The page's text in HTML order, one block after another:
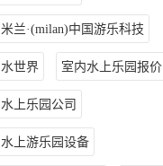
米兰·(milan)中国游乐科技
水世界 室内水上乐园报价
水上乐园公司
水上游乐园设备